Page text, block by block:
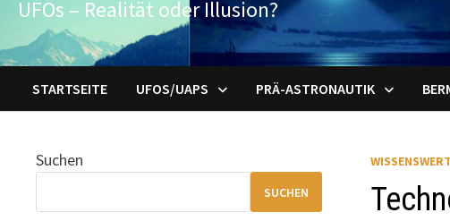
UFOs – Realität oder Illusion?
STARTSEITE UFOS/UAPS PRÄ-ASTRONAUTIK
Suchen
SUCHEN